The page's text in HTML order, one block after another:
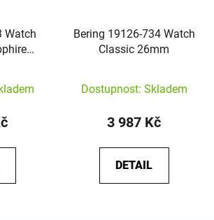
Bering 19126-734 Watch
Classic 26mm
Dostupnost: Skladem
3 987 Kč
DETAIL